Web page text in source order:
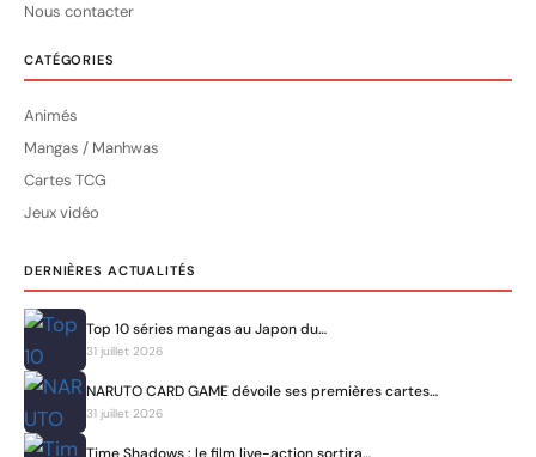
Nous contacter
CATÉGORIES
Animés
Mangas / Manhwas
Cartes TCG
Jeux vidéo
DERNIÈRES ACTUALITÉS
Top 10 séries mangas au Japon du…
31 juillet 2026
NARUTO CARD GAME dévoile ses premières cartes…
31 juillet 2026
Time Shadows : le film live-action sortira…